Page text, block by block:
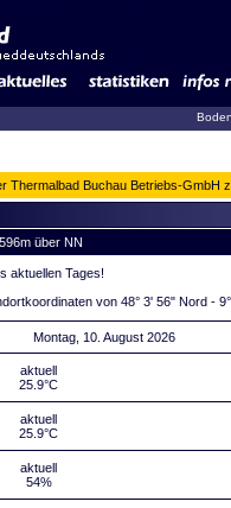
Thermalbad Buchau Betriebs-GmbH
über NN
aktuellen Tages!
von 48° 3' 56" Nord -
Montag, 10. August 2026
aktuell
25.9°C
aktuell
25.9°C
aktuell
54%